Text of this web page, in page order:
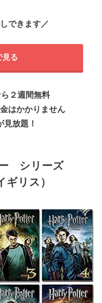
できます／
見る
２週間無料
はかかりません
放題！
シリーズ
リス）